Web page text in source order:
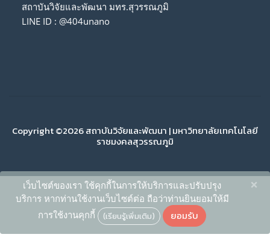
สถาบันวิจัยและพัฒนา มทร.สุวรรณภูมิ
LINE ID : @404unano
Copyright ©2026 สถาบันวิจัยและพัฒนา | มหาวิทยาลัยเทคโนโลยี
ราชมงคลสุวรรณภูมิ
เว็บไซต์ของเรา ใช้คุกกี้ในการให้บริการและปรับปรุง
บริการ หากท่านใช้งานเว็บไซต์ต่อ ถือว่าท่านยินยอมให้มี
การใช้งานคุกกี้ (เรียนรู้เพิ่มเติม) ยอมรับ
×